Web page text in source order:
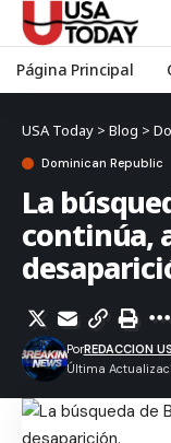
Página Principal
USA Today > Blog >
Dominican Republic
La
continúa,
Última
PorREDACCION